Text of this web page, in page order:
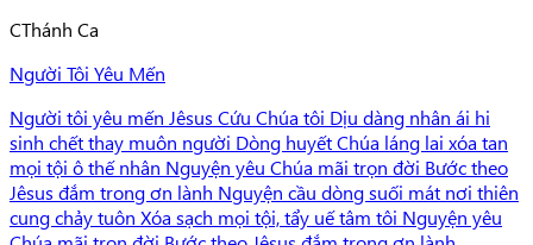
CThánh Ca
Người Tôi Yêu Mến
Người tôi yêu mến Jêsus Cứu Chúa tôi Dịu dàng nhân ái hi
sinh chết thay muôn người Dòng huyết Chúa láng lai xóa tan
mọi tội ô thế nhân Nguyện yêu Chúa mãi trọn đời Bước theo
Jêsus đắm trong ơn lành Nguyện cầu dòng suối mát nơi thiên
cung chảy tuôn Xóa sạch mọi tội, tẩy uế tâm tôi Nguyện yêu